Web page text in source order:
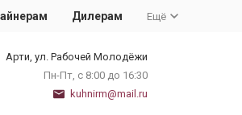
Дилерам Ещё
Арти, ул. Рабочей Молодёжи
Пн-Пт, с 8:00 до 16:30
kuhnirm@mail.ru